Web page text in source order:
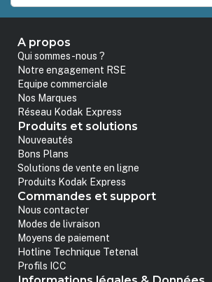
A propos
Qui sommes-nous ?
Notre engagement RSE
Equipe commerciale
Nos Marques
Réseau Kodak Express
Produits et solutions
Nouveautés
Bons Plans
Solutions de vente en ligne
Produits Kodak Express
Commandes et support
Nous contacter
Modes de livraison
Moyens de paiement
Hotline Technique Tetenal
Profils ICC